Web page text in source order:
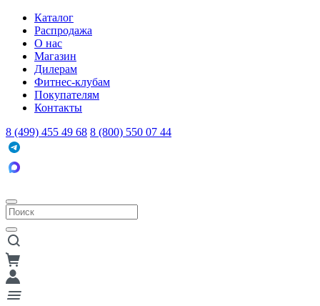
Каталог
Распродажа
О нас
Магазин
Дилерам
Фитнес-клубам
Покупателям
Контакты
8 (499) 455 49 68 8 (800) 550 07 44